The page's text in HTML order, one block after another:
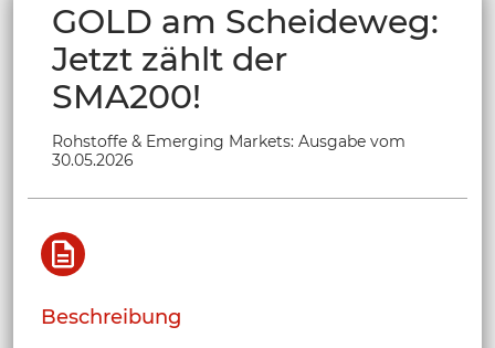
GOLD am Scheideweg:
Jetzt zählt der
SMA200!
Rohstoffe & Emerging Markets: Ausgabe vom
30.05.2026
Beschreibung